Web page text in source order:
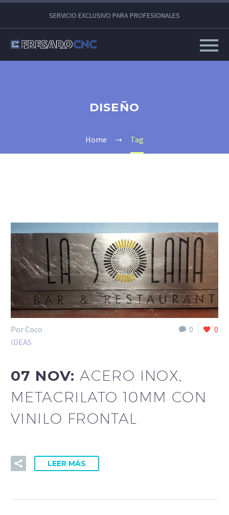
SERVICIO EXCLUSIVO PARA PROFESIONALES
DISEÑO
Home Tag
0 0
Por Coco
IDEAS
07 NOV:ACERO INOX,
METACRILATO 10MM CON
VINILO FRONTAL
LEER MÁS